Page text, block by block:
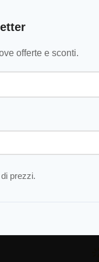
offerte e sconti.
prezzi.